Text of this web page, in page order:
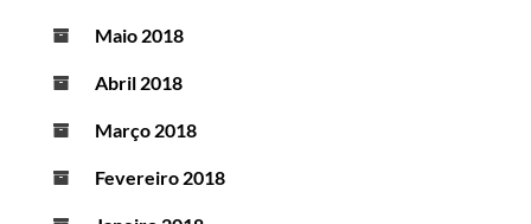
Maio 2018
Abril 2018
Março 2018
Fevereiro 2018